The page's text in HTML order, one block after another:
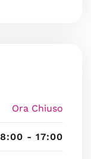
Ora Chiuso
8:00 - 17:00